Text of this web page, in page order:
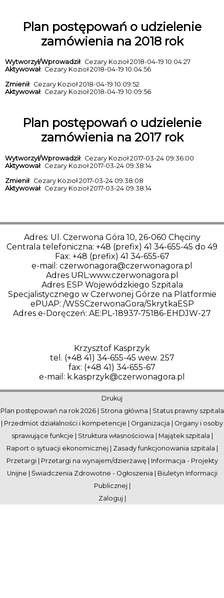
Plan postępowań o udzielenie
zamówienia na 2018 rok
Wytworzył/Wprowadził: Cezary Kozioł 2018-04-19 10:04:27
Aktywował: Cezary Kozioł 2018-04-19 10:04:56
Zmienił: Cezary Kozioł 2018-04-19 10:09:52
Aktywował: Cezary Kozioł 2018-04-19 10:09:56
Plan postępowań o udzielenie
zamówienia na 2017 rok
Wytworzył/Wprowadził: Cezary Kozioł 2017-03-24 09:36:00
Aktywował: Cezary Kozioł 2017-03-24 09:38:14
Zmienił: Cezary Kozioł 2017-03-24 09:38:08
Aktywował: Cezary Kozioł 2017-03-24 09:38:14
Adres: Ul. Czerwona Góra 10, 26-060 Chęciny
Centrala telefoniczna: +48 (prefix) 41 34-655-45 do 49
Fax: +48 (prefix) 41 34-655-67
e-mail: czerwonagora@czerwonagora.pl
Adres URL:www.czerwonagora.pl
Adres ESP Wojewódzkiego Szpitala
Specjalistycznego w Czerwonej Górze na Platformie
ePUAP: /WSSCzerwonaGora/SkrytkaESP
Adres e-Doręczeń: AE:PL-18937-75186-EHDJW-27
Krzysztof Kasprzyk
tel. (+48 41) 34-655-45 wew. 257
fax: (+48 41) 34-655-67
e-mail: k.kasprzyk@czerwonagora.pl
Drukuj
Plan postępowań na rok 2026| Strona główna
Status prawny szpitala
Przedmiot działalności i kompetencje Organizacja
Organy i osoby
sprawujące funkcje
Struktura własnościowa Majątek szpitala
Raport o sytuacji ekonomicznej| Zasady funkcjonowania szpitala
Przetargi| Przetargi na wynajem/dzierżawę| Informacja - Projekty
Unijne
Świadczenia Zdrowotne - Ogłoszenia
Biuletyn Informacji
Publicznej|
Zaloguj|